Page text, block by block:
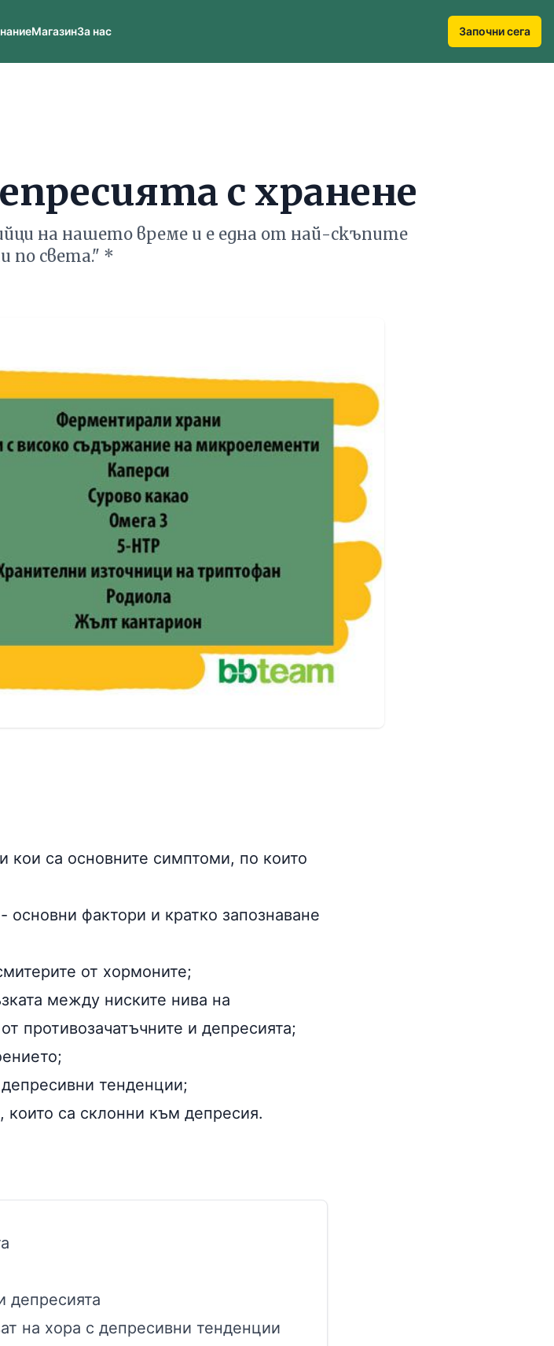
МагазинЗа нас Започни сега
с хранене
на нашето време и е една от най-скъпите
по света." *
кои са основните симптоми, по които
основни фактори и кратко запознаване
от хормоните;
между ниските нива на
противозачатъчните и депресията;
тенденции;
които са склонни към депресия.
депресията
на хора с депресивни тенденции